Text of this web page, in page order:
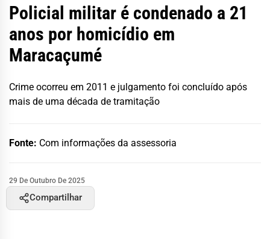
Policial militar é condenado a 21
anos por homicídio em
Maracaçumé
Crime ocorreu em 2011 e julgamento foi concluído após
mais de uma década de tramitação
Fonte: Com informações da assessoria
29 De Outubro De 2025
Compartilhar